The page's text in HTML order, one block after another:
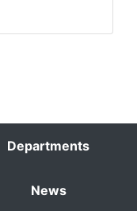
Departments
News